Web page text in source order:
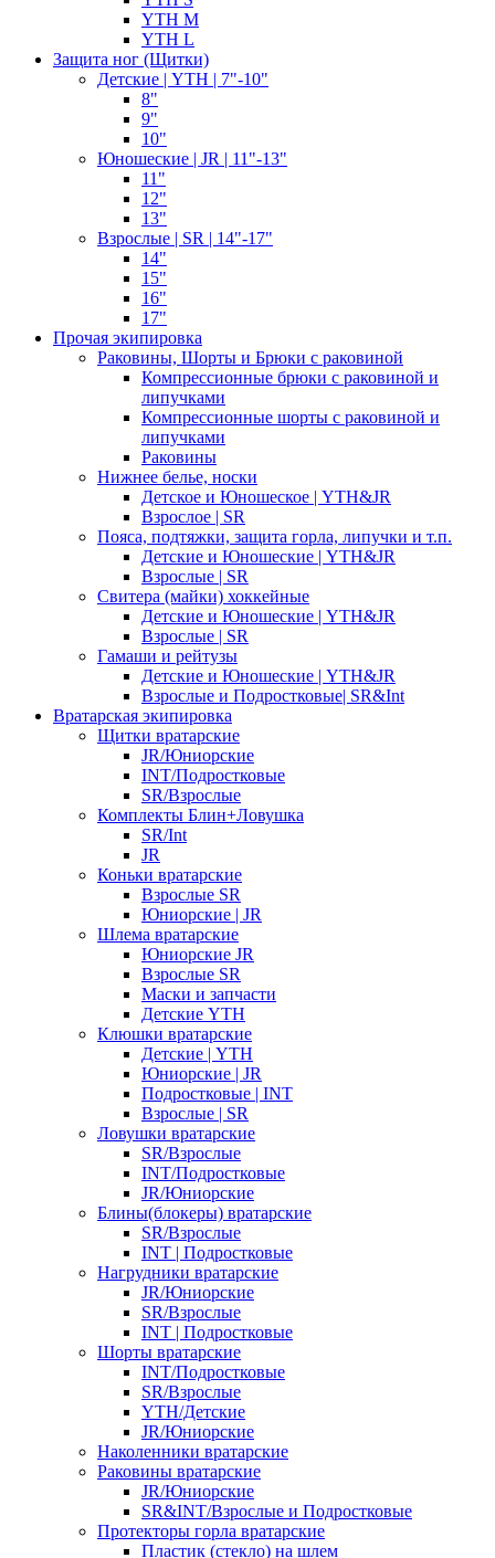
YTH M
YTH L
Защита ног (Щитки)
Детские | YTH | 7"-10"
8"
9"
10"
Юношеские | JR | 11"-13"
11"
12"
13"
Взрослые | SR | 14"-17"
14"
15"
16"
17"
Прочая экипировка
Раковины, Шорты и Брюки с раковиной
Компрессионные брюки с раковиной и
липучками
Компрессионные шорты с раковиной и
липучками
Раковины
Нижнее белье, носки
Детское и Юношеское | YTH&JR
Взрослое | SR
Пояса, подтяжки, защита горла, липучки и т.п.
Детские и Юношеские | YTH&JR
Взрослые | SR
Свитера (майки) хоккейные
Детские и Юношеские | YTH&JR
Взрослые | SR
Гамаши и рейтузы
Детские и Юношеские | YTH&JR
Взрослые и Подростковые| SR&Int
Вратарская экипировка
Щитки вратарские
JR/Юниорские
INT/Подростковые
SR/Взрослые
Комплекты Блин+Ловушка
SR/Int
JR
Коньки вратарские
Взрослые SR
Юниорские | JR
Шлема вратарские
Юниорские JR
Взрослые SR
Маски и запчасти
Детские YTH
Клюшки вратарские
Детские | YTH
Юниорские | JR
Подростковые | INT
Взрослые | SR
Ловушки вратарские
SR/Взрослые
INT/Подростковые
JR/Юниорские
Блины(блокеры) вратарские
SR/Взрослые
INT | Подростковые
Нагрудники вратарские
JR/Юниорские
SR/Взрослые
INT | Подростковые
Шорты вратарские
INT/Подростковые
SR/Взрослые
YTH/Детские
JR/Юниорские
Наколенники вратарские
Раковины вратарские
JR/Юниорские
SR&INT/Взрослые и Подростковые
Протекторы горла вратарские
Пластик (стекло) на шлем